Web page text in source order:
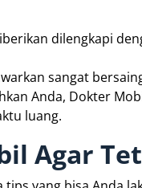
dilengkapi
sangat
Anda, Dokter
luang.
Agar